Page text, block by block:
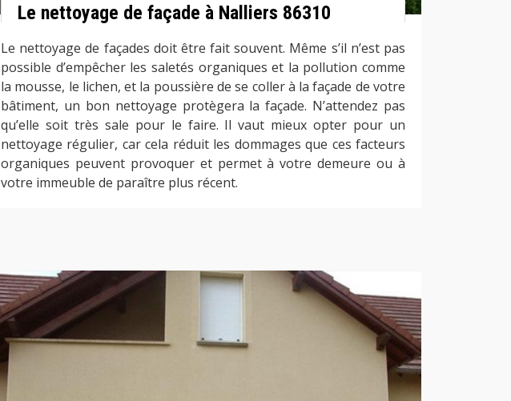
Le nettoyage de façade à Nalliers 86310
Le nettoyage de façades doit être fait souvent. Même s’il n’est pas
possible d’empêcher les saletés organiques et la pollution comme
la mousse, le lichen, et la poussière de se coller à la façade de votre
bâtiment, un bon nettoyage protègera la façade. N’attendez pas
qu’elle soit très sale pour le faire. Il vaut mieux opter pour un
nettoyage régulier, car cela réduit les dommages que ces facteurs
organiques peuvent provoquer et permet à votre demeure ou à
votre immeuble de paraître plus récent.